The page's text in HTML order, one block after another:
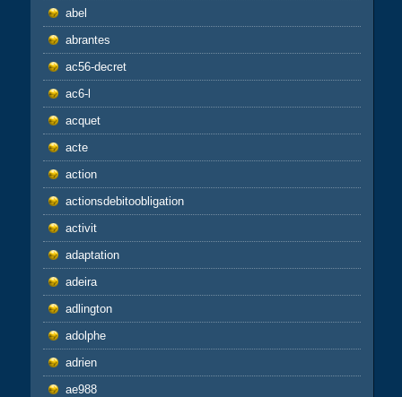
abel
abrantes
ac56-decret
ac6-l
acquet
acte
action
actionsdebitoobligation
activit
adaptation
adeira
adlington
adolphe
adrien
ae988